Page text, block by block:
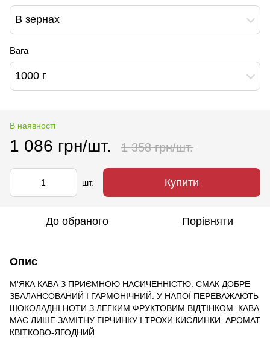
В зернах
Вага
1000 г
В наявності
1 086 грн/шт. 1 358 грн/шт.
шт. Купити
До обраного Порівняти
Опис
М'ЯКА КАВА З ПРИЄМНОЮ НАСИЧЕННІСТЮ. СМАК ДОБРЕ
ЗБАЛАНСОВАНИЙ І ГАРМОНІЧНИЙ. У НАПОЇ ПЕРЕВАЖАЮТЬ
ШОКОЛАДНІ НОТИ З ЛЕГКИМ ФРУКТОВИМ ВІДТІНКОМ. КАВА
МАЄ ЛИШЕ ЗАМІТНУ ГІРЧИНКУ І ТРОХИ КИСЛИНКИ. АРОМАТ
КВІТКОВО-ЯГОДНИЙ.